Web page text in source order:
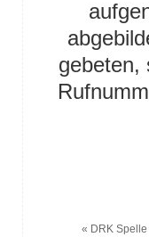
gebeten,
« DRK